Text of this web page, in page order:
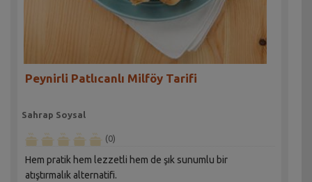
Peynirli Patlıcanlı Milföy Tarifi
Sahrap Soysal
(0)
Hem pratik hem lezzetli hem de şık sunumlu bir
atıştırmalık alternatifi.